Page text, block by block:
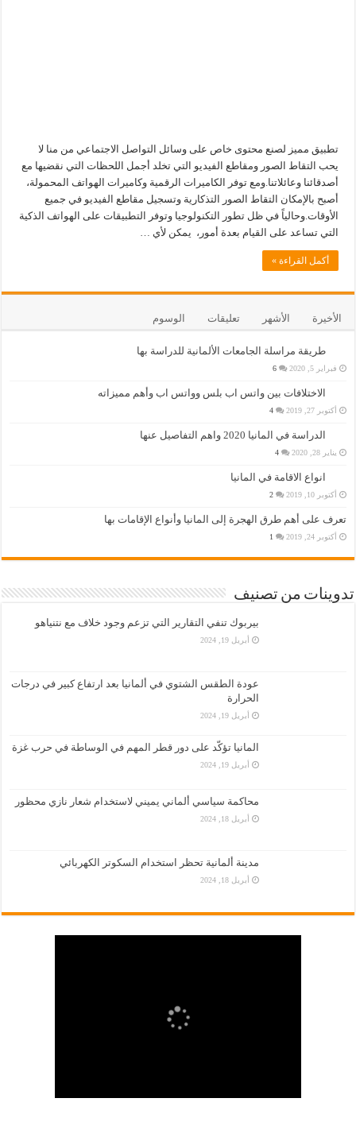
تطبيق مميز لصنع محتوى خاص على وسائل التواصل الاجتماعي من منا لا
يحب التقاط الصور ومقاطع الفيديو التي تخلد أجمل اللحظات التي نقضيها مع
أصدقائنا وعائلاتنا.ومع توفر الكاميرات الرقمية وكاميرات الهواتف المحمولة،
أصبح بالإمكان التقاط الصور التذكارية وتسجيل مقاطع الفيديو في جميع
الأوقات.وحالياً في ظل تطور التكنولوجيا وتوفر التطبيقات على الهواتف الذكية
التي تساعد على القيام بعدة أمور، يمكن لأي …
أكمل القراءة »
الأخيرة الأشهر تعليقات الوسوم
طريقة مراسلة الجامعات الألمانية للدراسة بها
فبراير 5, 2020 6
الاختلافات بين واتس اب بلس وواتس اب وأهم مميزاته
أكتوبر 27, 2019 4
الدراسة في المانيا 2020 واهم التفاصيل عنها
يناير 28, 2020 4
انواع الاقامة في المانيا
أكتوبر 10, 2019 2
تعرف على أهم طرق الهجرة إلى المانيا وأنواع الإقامات بها
أكتوبر 24, 2019 1
تدوينات من تصنيف
بيربوك تنفي التقارير التي تزعم وجود خلاف مع نتنياهو
أبريل 19, 2024
عودة الطقس الشتوي في ألمانيا بعد ارتفاع كبير في درجات
الحرارة
أبريل 19, 2024
المانيا تؤكّد على دور قطر المهم في الوساطة في حرب غزة
أبريل 19, 2024
محاكمة سياسي ألماني يميني لاستخدام شعار نازي محظور
أبريل 18, 2024
مدينة ألمانية تحظر استخدام السكوتر الكهربائي
أبريل 18, 2024